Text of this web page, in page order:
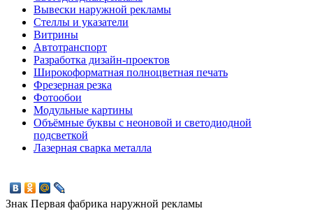
Вывески наружной рекламы
Стеллы и указатели
Витрины
Автотранспорт
Разработка дизайн-проектов
Широкоформатная полноцветная печать
Фрезерная резка
Фотообои
Модульные картины
Объёмные буквы с неоновой и светодиодной
подсветкой
Лазерная сварка металла
Знак Первая фабрика наружной рекламы